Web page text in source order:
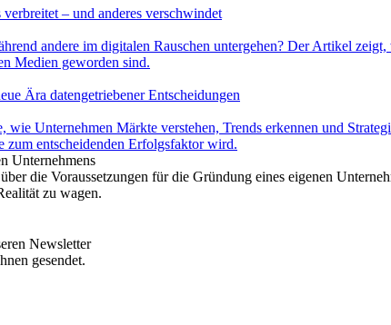
– und anderes verschwindet
andere im digitalen Rauschen untergehen? Der Artikel
Medien geworden sind.
Ära datengetriebener Entscheidungen
Unternehmen Märkte verstehen, Trends erkennen und
entscheidenden Erfolgsfaktor wird.
Unternehmens
die Voraussetzungen für die Gründung eines eigenen
zu wagen.
Newsletter
gesendet.